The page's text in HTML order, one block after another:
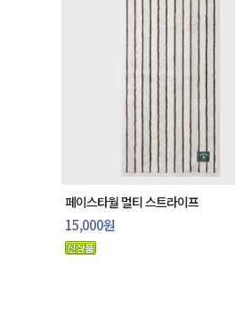
페이스타월 멀티 스트라이프
15,000원